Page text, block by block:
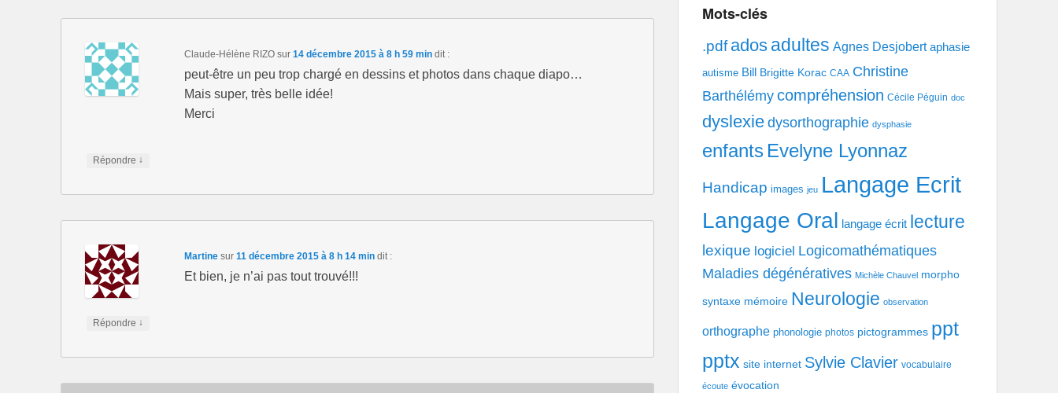
Claude-Hélène RIZOsur 14 décembre 2015 à 8 h 59 min dit :
peut-être un peu trop chargé en dessins et photos dans chaque diapo…
Mais super, très belle idée!
Merci
Répondre ↓
Martinesur 11 décembre 2015 à 8 h 14 min dit :
Et bien, je n’ai pas tout trouvé!!!
Répondre ↓
Mots-clés
.pdf ados adultes Agnes Desjobert aphasie
autisme Bill Brigitte Korac CAA Christine
Barthélémycompréhension Cécile Péguin doc
dyslexie dysorthographie dysphasie
enfants Evelyne Lyonnaz
Handicap images jeu Langage Ecrit
Langage Oral langage écrit lecture
lexique logiciel Logicomathématiques
Maladies dégénératives Michèle Chauvel morpho
syntaxe mémoire Neurologie observation
orthographe phonologie photos pictogrammes ppt
pptx site internet Sylvie Clavier vocabulaire
écoute évocation